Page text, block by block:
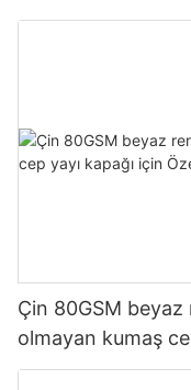
Çin 80GSM
olmayan kumaş
Özelleştirilmiş-